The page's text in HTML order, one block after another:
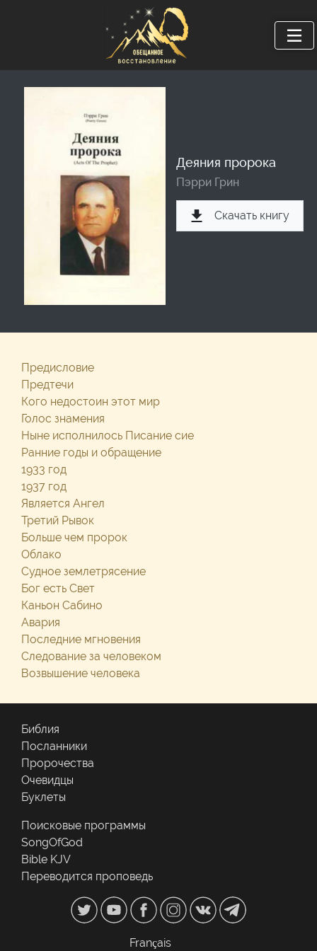
Деяния пророка
Пэрри Грин
Скачать книгу
Предисловие
Предтечи
Кого недостоин этот мир
Голос знамения
Ныне исполнилось Писание сие
Ранние годы и обращение
1933 год
1937 год
Является Ангел
Третий Рывок
Больше чем пророк
Облако
Судное землетрясение
Бог есть Свет
Каньон Сабино
Авария
Последние мгновения
Следование за человеком
Возвышение человека
Библия
Посланники
Пророчества
Очевидцы
Буклеты
Поисковые программы
SongOfGod
Bible KJV
Переводится проповедь
Français